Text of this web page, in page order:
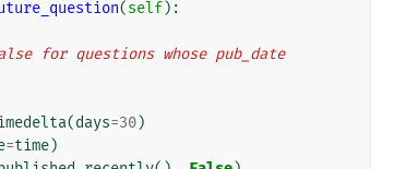
(self):
False for questions whose pub_date
(days=30)
=time)